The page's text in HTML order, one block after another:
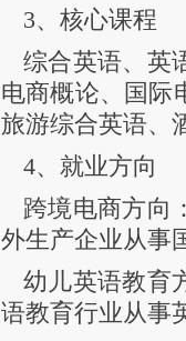
3、核心课程
综合英语、英
电商概论、国际
旅游综合英语、
4、就业方向
跨境电商方向
外生产企业从事
幼儿英语教育
语教育行业从事